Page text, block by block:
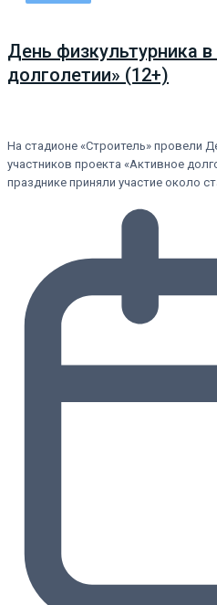
День физкультурника
долголетии» (12+)
На стадионе «Строитель» провели
участников проекта «Активное
празднике приняли участие около